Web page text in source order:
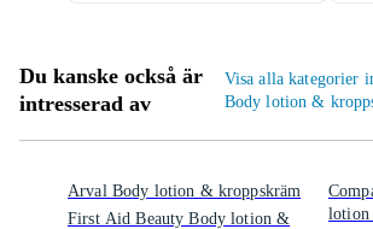
Du kanske också är
intresserad av
Visa alla kategorier
Body lotion &
Arval Body lotion & kroppskräm
First Aid Beauty Body lotion &
lotion